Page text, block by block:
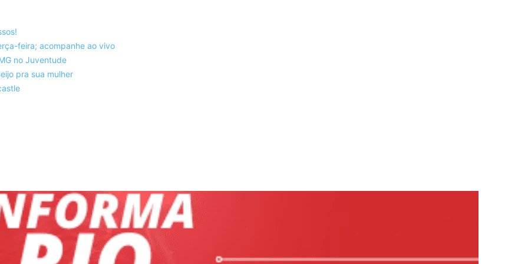
feira; acompanhe ao vivo
no Juventude
pra sua mulher